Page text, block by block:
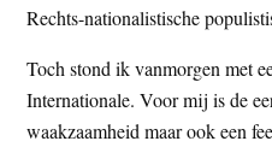
Rechts-nationalistische
Toch stond ik vanmorgen met
Internationale. Voor mij is de
waakzaamheid maar ook een